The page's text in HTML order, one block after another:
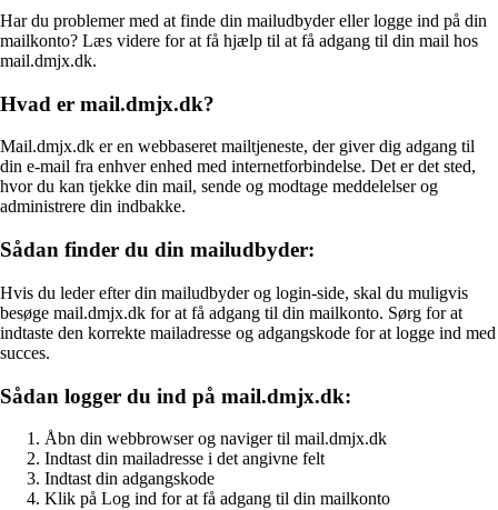
Har du problemer med at finde din mailudbyder eller logge ind på din
mailkonto? Læs videre for at få hjælp til at få adgang til din mail hos
mail.dmjx.dk.
Hvad er mail.dmjx.dk?
Mail.dmjx.dk er en webbaseret mailtjeneste, der giver dig adgang til
din e-mail fra enhver enhed med internetforbindelse. Det er det sted,
hvor du kan tjekke din mail, sende og modtage meddelelser og
administrere din indbakke.
Sådan finder du din mailudbyder:
Hvis du leder efter din mailudbyder og login-side, skal du muligvis
besøge mail.dmjx.dk for at få adgang til din mailkonto. Sørg for at
indtaste den korrekte mailadresse og adgangskode for at logge ind med
succes.
Sådan logger du ind på mail.dmjx.dk:
Åbn din webbrowser og naviger til mail.dmjx.dk
Indtast din mailadresse i det angivne felt
Indtast din adgangskode
Klik på Log ind for at få adgang til din mailkonto